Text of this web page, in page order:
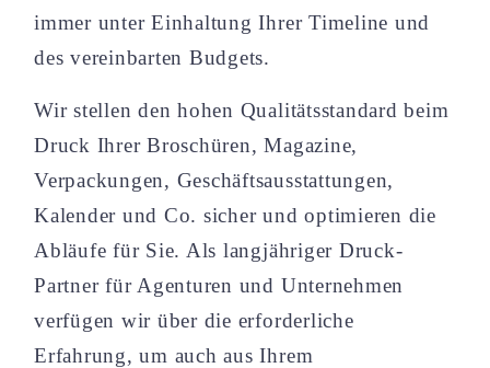
immer unter Einhaltung Ihrer Timeline und
des vereinbarten Budgets.
Wir stellen den hohen Qualitätsstandard beim
Druck Ihrer Broschüren, Magazine,
Verpackungen, Geschäftsausstattungen,
Kalender und Co. sicher und optimieren die
Abläufe für Sie. Als langjähriger Druck-
Partner für Agenturen und Unternehmen
verfügen wir über die erforderliche
Erfahrung, um auch aus Ihrem